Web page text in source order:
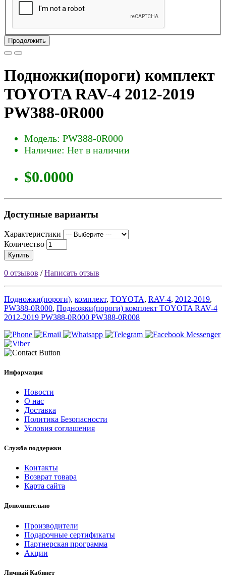
Продолжить
Подножки(пороги) комплект
TOYOTA RAV-4 2012-2019
PW388-0R000
Модель: PW388-0R000
Наличие: Нет в наличии
$0.0000
Доступные варианты
Характеристики
Количество
Купить
0 отзывов /Написать отзыв
Подножки(пороги), комплект, TOYOTA, RAV-4, 2012-2019,
PW388-0R000, Подножки(пороги) комплект TOYOTA RAV-4
2012-2019 PW388-0R000 PW388-0R008
Информация
Новости
О нас
Доставка
Политика Безопасности
Условия соглашения
Служба поддержки
Контакты
Возврат товара
Карта сайта
Дополнительно
Производители
Подарочные сертификаты
Партнерская программа
Акции
Личный Кабинет